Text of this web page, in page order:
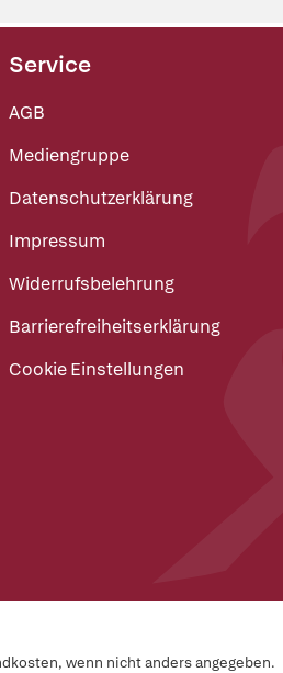
Service
AGB
Mediengruppe
Datenschutzerklärung
Impressum
Widerrufsbelehrung
Barrierefreiheitserklärung
Cookie Einstellungen
wenn nicht anders angegeben.